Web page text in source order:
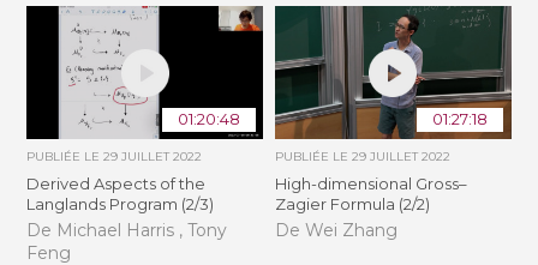
01:20:48
PUBLIÉE LE29 JUILLET 2022
Derived Aspects of the
Langlands Program (2/3)
De Michael Harris , Tony
Feng
01:27:18
PUBLIÉE LE 29 JUILLET 2022
High-dimensional Gross–
Zagier Formula (2/2)
De Wei Zhang